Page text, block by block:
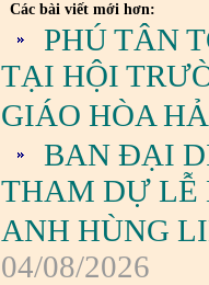
Các bài viết mới hơn:
PHÚ TÂN
TẠI HỘI
GIÁO HÒA
BAN ĐẠI
THAM DỰ LỄ
ANH HÙNG
04/08/2026